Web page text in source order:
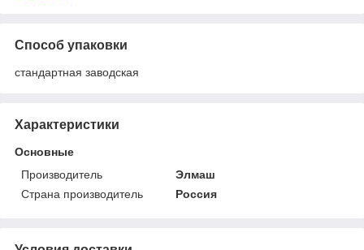
Способ упаковки
стандартная заводская
Характеристики
Основные
Производитель
Элмаш
Страна производитель
Россия